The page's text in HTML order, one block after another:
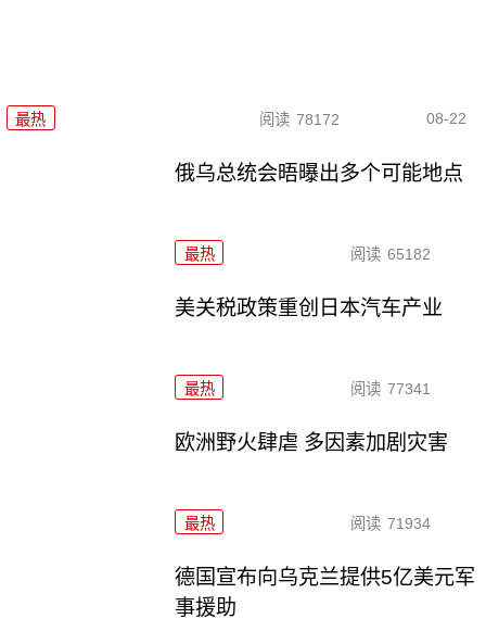
最热 阅读 78172 08-22
俄乌总统会晤曝出多个可能地点
最热 阅读 65182
美关税政策重创日本汽车产业
最热 阅读 77341
欧洲野火肆虐 多因素加剧灾害
最热 阅读 71934
德国宣布向乌克兰提供5亿美元军
事援助